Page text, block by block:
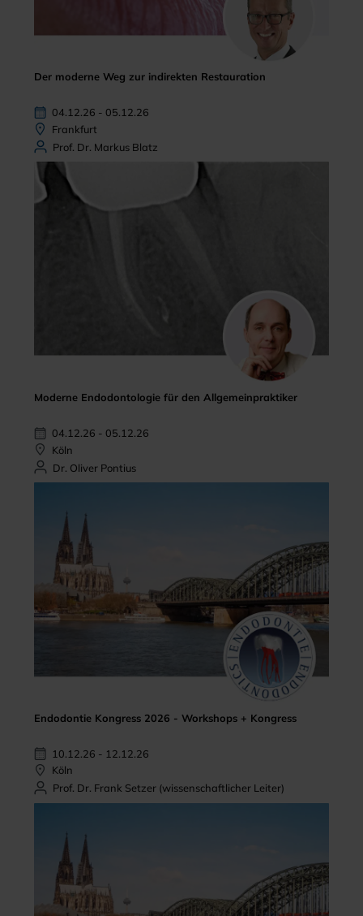
Der moderne Weg zur indirekten Restauration
04.12.26 - 05.12.26
Frankfurt
Prof. Dr. Markus Blatz
Moderne Endodontologie für den Allgemeinpraktiker
04.12.26 - 05.12.26
Köln
Dr. Oliver Pontius
Endodontie Kongress 2026 - Workshops + Kongress
10.12.26 - 12.12.26
Köln
Prof. Dr. Frank Setzer (wissenschaftlicher Leiter)